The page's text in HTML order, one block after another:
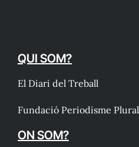
QUI SOM?
El Diari del Treball
Fundació Periodisme Plural
ON SOM?